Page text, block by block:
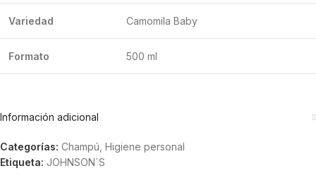
Variedad Camomila Baby
Formato 500 ml
Información adicional
Categorías: Champú Higiene personal
Etiqueta: JOHNSON´S